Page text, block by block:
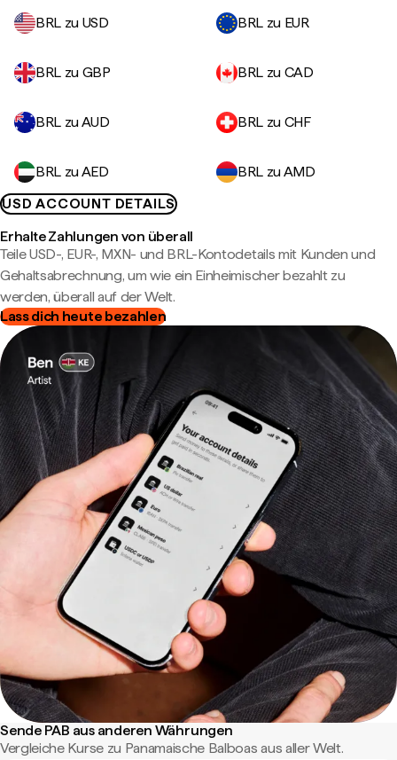
BRL zu USD
BRL zu EUR
BRL zu GBP BRL zu CAD
BRL zu AUD BRL zu CHF
BRL zu AED
BRL zu AMD
USD ACCOUNT DETAILS
Erhalte Zahlungen von überall
Teile USD-, EUR-, MXN- und BRL-Kontodetails mit Kunden und
Gehaltsabrechnung, um wie ein Einheimischer bezahlt zu
werden, überall auf der Welt.
Lass dich heute bezahlen
Sende PAB aus anderen Währungen
Vergleiche Kurse zu Panamaische Balboas aus aller Welt.